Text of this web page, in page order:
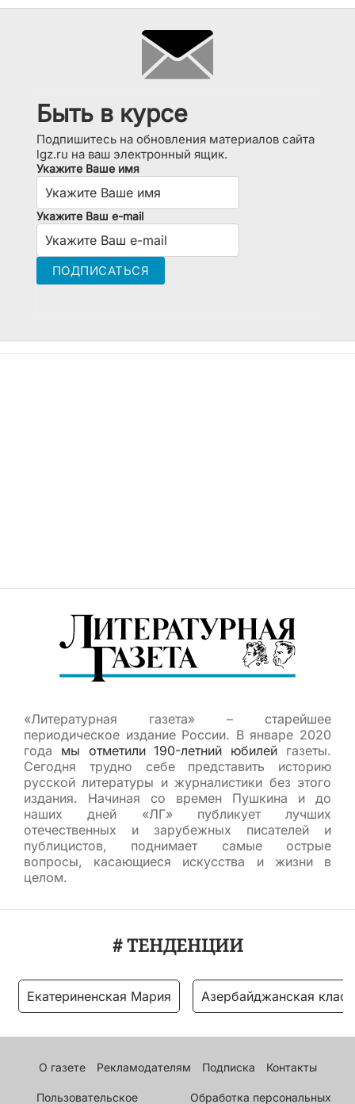
Быть в курсе
Подпишитесь на обновления материалов сайта
lgz.ru на ваш электронный ящик.
Укажите Ваше имя
Укажите Ваш e-mail
«Литературная газета» – старейшее
периодическое издание России. В январе 2020
года мы отметили 190-летний юбилей газеты.
Сегодня трудно себе представить историю
русской литературы и журналистики без этого
издания. Начиная со времен Пушкина и до
наших дней «ЛГ» публикует лучших
отечественных и зарубежных писателей и
публицистов, поднимает самые острые
вопросы, касающиеся искусства и жизни в
целом.
# ТЕНДЕНЦИИ
Екатериненская Мария Азербайджанская
О газете Рекламодателям Подписка Контакты
Пользовательское Обработка персональных